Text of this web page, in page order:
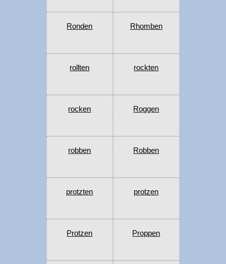
Ronden Rhomben
rollten rockten
rocken Roggen
robben Robben
protzten protzen
Protzen Proppen